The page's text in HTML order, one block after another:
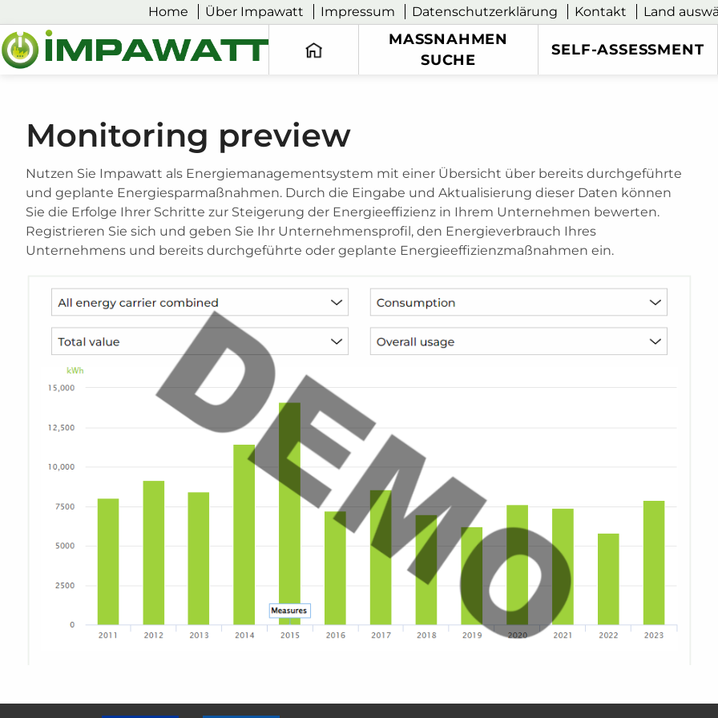
Home Über Impawatt Impressum Datenschutzerklärung Kontakt Land
MASSNAHMEN S
UCHE
SELF-ASSESSMENT
Monitoring preview
Nutzen Sie Impawatt als Energiemanagementsystem mit einer Übersicht über bereits durchgeführte
und geplante Energiesparmaßnahmen. Durch die Eingabe und Aktualisierung dieser Daten können
Sie die Erfolge Ihrer Schritte zur Steigerung der Energieeffizienz in Ihrem Unternehmen bewerten.
Registrieren Sie sich und geben Sie Ihr Unternehmensprofil, den Energieverbrauch Ihres
Unternehmens und bereits durchgeführte oder geplante Energieeffizienzmaßnahmen ein.